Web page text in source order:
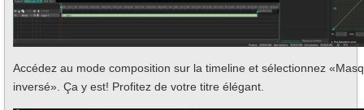
Accédez au mode composition sur la timeline et sélectionnez
inversé». Ça y est! Profitez de votre titre élégant.